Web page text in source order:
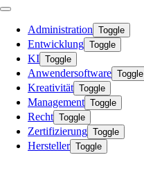
Administration Toggle
Entwicklung Toggle
KI Toggle
Anwendersoftware Toggle
Kreativität Toggle
Management Toggle
Recht Toggle
Zertifizierung Toggle
Hersteller Toggle